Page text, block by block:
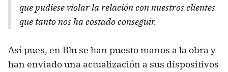
que pudiese violar la relación con nuestros clientes
que tanto nos ha costado conseguir.
Así pues, en Blu se han puesto manos a la obra y
han enviado una actualización a sus dispositivos